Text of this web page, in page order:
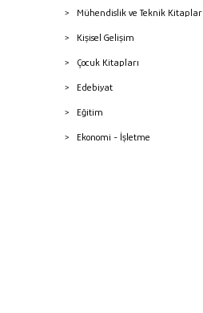
Mühendislik ve Teknik Kitaplar
Kişisel Gelişim
Çocuk Kitapları
Edebiyat
Eğitim
Ekonomi - İşletme